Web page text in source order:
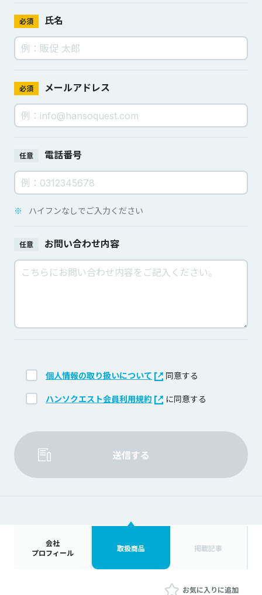
必須 氏名
必須 メールアドレス
任意 電話番号
※ ハイフンなしでご入力ください
任意 お問い合わせ内容
個人情報の取り扱いについて 同意する
ハンソクエスト会員利用規約 に同意する
送信する
会社
プロフィール
取扱商品 掲載記事
お気に入りに追加